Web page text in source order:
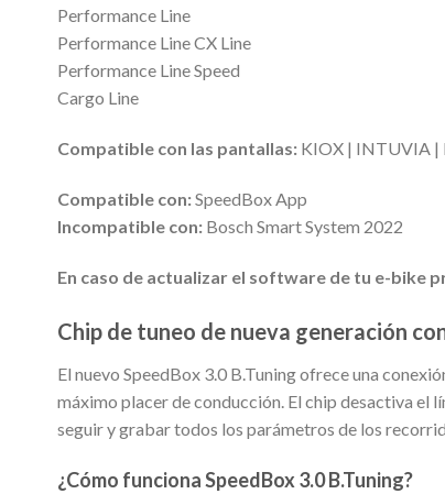
Performance Line
Performance Line CX Line
Performance Line Speed
Cargo Line
Compatible con las pantallas: KIOX | INTUVIA |
Compatible con:SpeedBox App
Incompatible con: Bosch Smart System 2022
En caso de actualizar el software de tu e-bike
Chip de tuneo de nueva generación
El nuevo SpeedBox 3.0 B.Tuning ofrece una
máximo placer de conducción. El chip desactiva el
seguir y grabar todos los parámetros de los
¿Cómo funciona SpeedBox 3.0 B.Tuning?